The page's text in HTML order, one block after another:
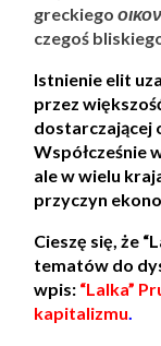
greckiego
czegoś
Istnienie elit
przez
dostarczającej
Współcześnie
ale w wielu
przyczyn
Cieszę się, że
tematów do
wpis: “Lalka”
kapitalizmu.